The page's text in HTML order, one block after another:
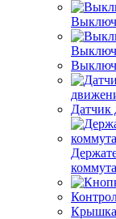
Датчик
Крышка